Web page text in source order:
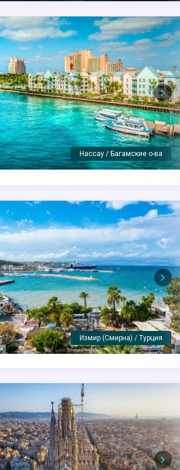
Майами / США
Next
Пирей (Афины) / Греция
Next
Next